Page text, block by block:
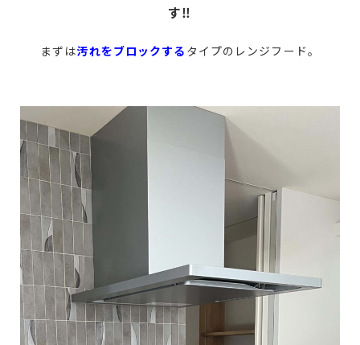
す‼
まずは汚れをブロックする タイプのレンジフード。